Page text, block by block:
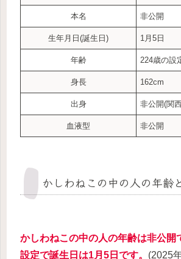
本名 非公開
生年月日(誕生日) 1月5日
年齢 224歳の設
身長 162cm
出身 非公開(関
血液型 非公開
かしわねこの中の人の年齢
かしわねこの中の人の年齢は非公開
設定で誕生日は1月5日です。 (2025